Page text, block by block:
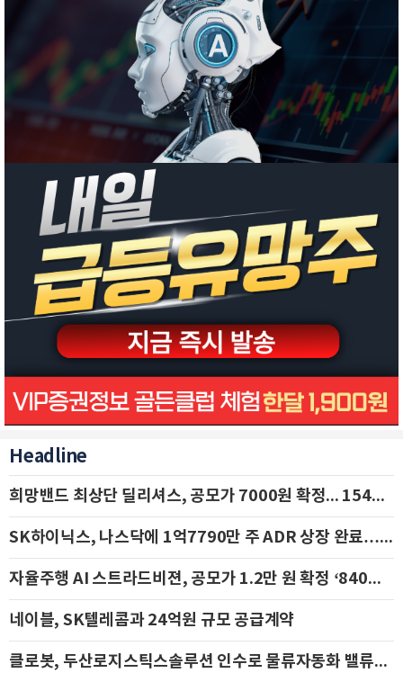
Headline
희망밴드 최상단 딜리셔스, 공모가 7000원 확정... 154억 규모 IPO 돌입
SK하이닉스, 나스닥에 1억7790만 주 ADR 상장 완료…29일 국내 추가 상장
자율주행 AI 스트라드비젼, 공모가 1.2만 원 확정 ‘840억 수혈’
네이블, SK텔레콤과 24억원 규모 공급계약
클로봇, 두산로지스틱스솔루션 인수로 물류자동화 밸류체인 확장 추진 - IBK투자증권